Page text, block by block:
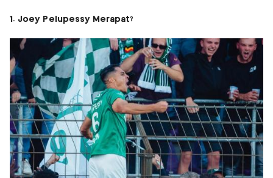
1. Joey Pelupessy Merapat?